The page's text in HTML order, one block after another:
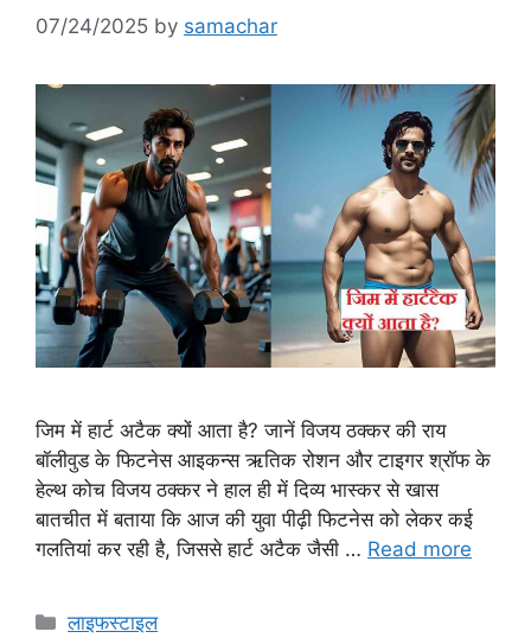
07/24/2025 by samachar
जिम में हार्ट अटैक क्यों आता है? जानें विजय ठक्कर की राय
बॉलीवुड के फिटनेस आइकन्स ऋतिक रोशन और टाइगर श्रॉफ के
हेल्थ कोच विजय ठक्कर ने हाल ही में दिव्य भास्कर से खास
बातचीत में बताया कि आज की युवा पीढ़ी फिटनेस को लेकर कई
गलतियां कर रही है, जिससे हार्ट अटैक जैसी … Read more
Categories
लाइफस्टाइल